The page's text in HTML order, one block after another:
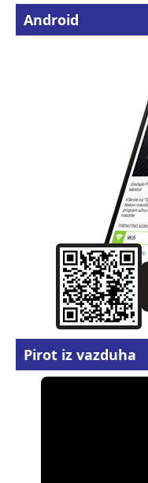
Android
Pirot iz vazduha